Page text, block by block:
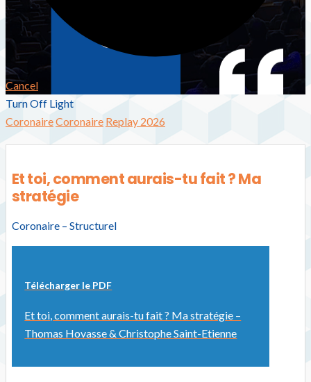
Cancel
Turn Off Light
CoronaireCoronaire Replay 2026
Et toi, comment aurais-tu fait ? Ma
stratégie
Coronaire – Structurel
Télécharger le PDF
Et toi, comment aurais-tu fait ? Ma stratégie –
Thomas Hovasse & Christophe Saint-Etienne